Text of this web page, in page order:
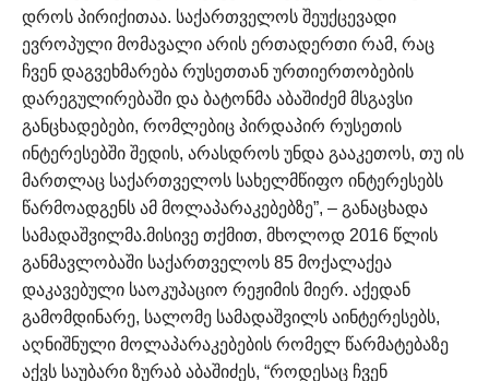
დროს პირიქითაა. საქართველოს შეუქცევადი
ევროპული მომავალი არის ერთადერთი რამ, რაც
ჩვენ დაგვეხმარება რუსეთთან ურთიერთობების
დარეგულირებაში და ბატონმა აბაშიძემ მსგავსი
განცხადებები, რომლებიც პირდაპირ რუსეთის
ინტერესებში შედის, არასდროს უნდა გააკეთოს, თუ ის
მართლაც საქართველოს სახელმწიფო ინტერესებს
წარმოადგენს ამ მოლაპარაკებებზე”, – განაცხადა
სამადაშვილმა.მისივე თქმით, მხოლოდ 2016 წლის
განმავლობაში საქართველოს 85 მოქალაქეა
დაკავებული საოკუპაციო რეჟიმის მიერ. აქედან
გამომდინარე, სალომე სამადაშვილს აინტერესებს,
აღნიშნული მოლაპარაკებების რომელ წარმატებაზე
აქვს საუბარი ზურაბ აბაშიძეს, “როდესაც ჩვენ